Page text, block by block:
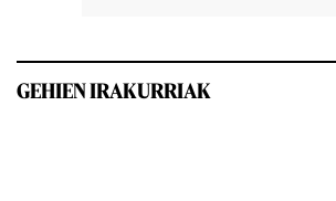
GEHIEN IRAKURRIAK